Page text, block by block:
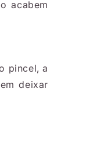
acabem
pincel, a
deixar